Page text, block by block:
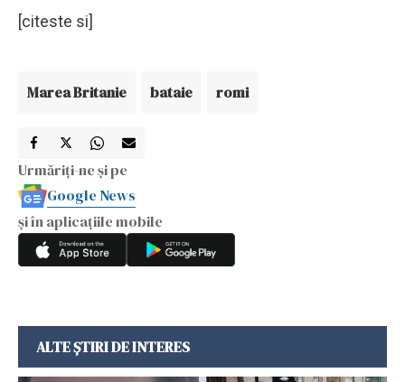
[citeste si]
Marea Britanie bataie romi
Urmăriți-ne și pe
Google News
și în aplicațiile mobile
ALTE ȘTIRI DE INTERES